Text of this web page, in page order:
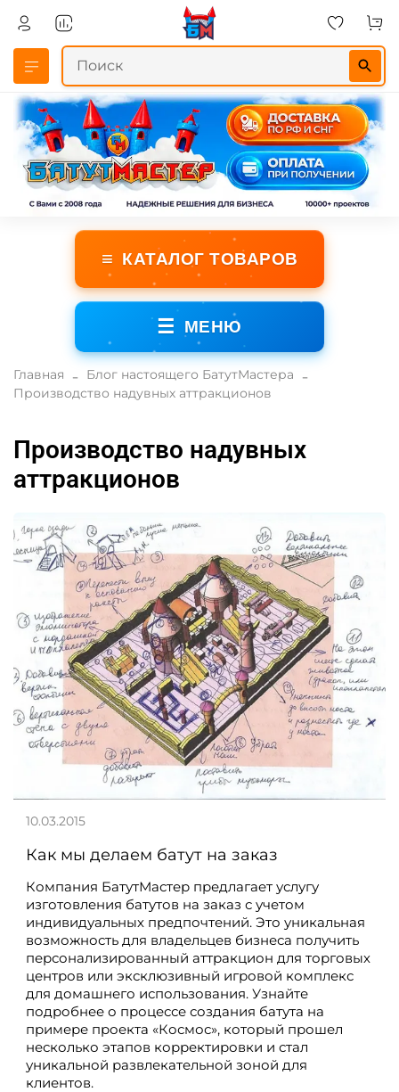
≡ КАТАЛОГ ТОВАРОВ
☰ МЕНЮ
Главная
Блог настоящего БатутМастера
Производство надувных аттракционов
Производство надувных
аттракционов
Как мы делаем батут на заказ
Компания БатутМастер предлагает услугу
изготовления батутов на заказ с учетом
индивидуальных предпочтений. Это уникальная
возможность для владельцев бизнеса получить
персонализированный аттракцион для торговых
центров или эксклюзивный игровой комплекс
для домашнего использования. Узнайте
подробнее о процессе создания батута на
примере проекта «Космос», который прошел
несколько этапов корректировки и стал
уникальной развлекательной зоной для
клиентов.
10.03.2015